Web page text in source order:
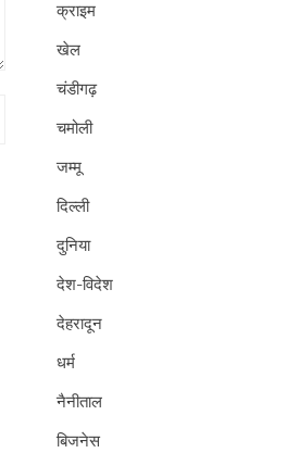
क्राइम
खेल
चंडीगढ़
चमोली
जम्मू
दिल्ली
दुनिया
देश-विदेश
देहरादून
धर्म
नैनीताल
बिजनेस